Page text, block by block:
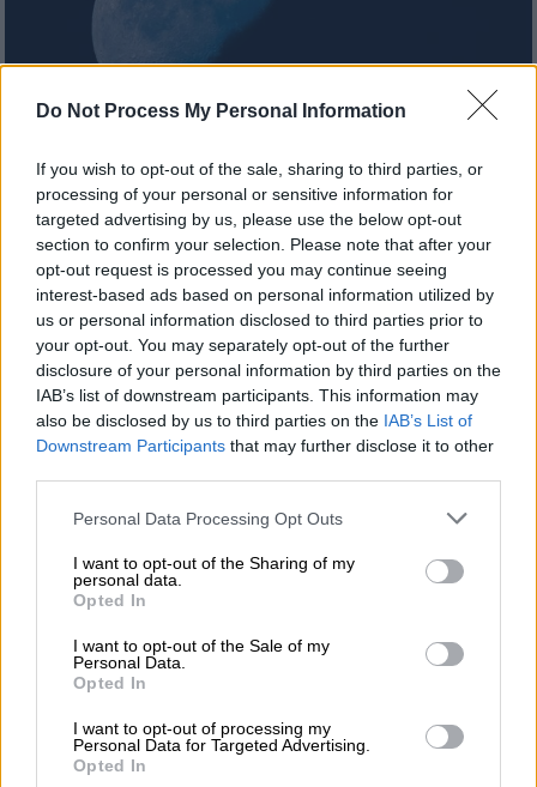
Do Not Process My Personal Information
If you wish to opt-out of the sale, sharing to third parties, or
processing of your personal or sensitive information for
targeted advertising by us, please use the below opt-out
section to confirm your selection. Please note that after your
opt-out request is processed you may continue seeing
interest-based ads based on personal information utilized by
us or personal information disclosed to third parties prior to
your opt-out. You may separately opt-out of the further
disclosure of your personal information by third parties on the
IAB’s list of downstream participants. This information may
also be disclosed by us to third parties on the IAB’s List of
Downstream Participants that may further disclose it to other
Please note that this website/app uses one or more Google
not limited to your visit or usage behaviour. You may click to
grant or deny consent to Google and its third-party tags to
use your data for below specified purposes in below Google
consent section.
Personal Data Processing Opt Outs
I want to opt-out of the Sharing of my
personal data.
Opted In
I want to opt-out of the Sale of my
Personal Data.
Opted In
I want to opt-out of processing my
Personal Data for Targeted Advertising.
Opted In
Ελλάδα|30.05.2026 14:07
Πανσέληνος Μαΐου: Πότε και πώς θα
απολαύσουμε το εντυπωσιακό «Μπλε
Φεγγάρι»
Το ραντεβού με το φαινόμενο έχει δοθεί για
τις 31 Μαΐου - Τι ακριβώς σημαίνει όμως ο
όρος «Μπλε Σελήνη», τον οποίο έχει
καθιερώσει και η NASA;